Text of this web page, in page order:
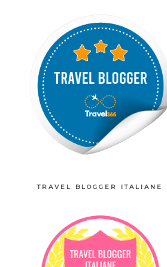
TRAVEL BLOGGER ITALIANE